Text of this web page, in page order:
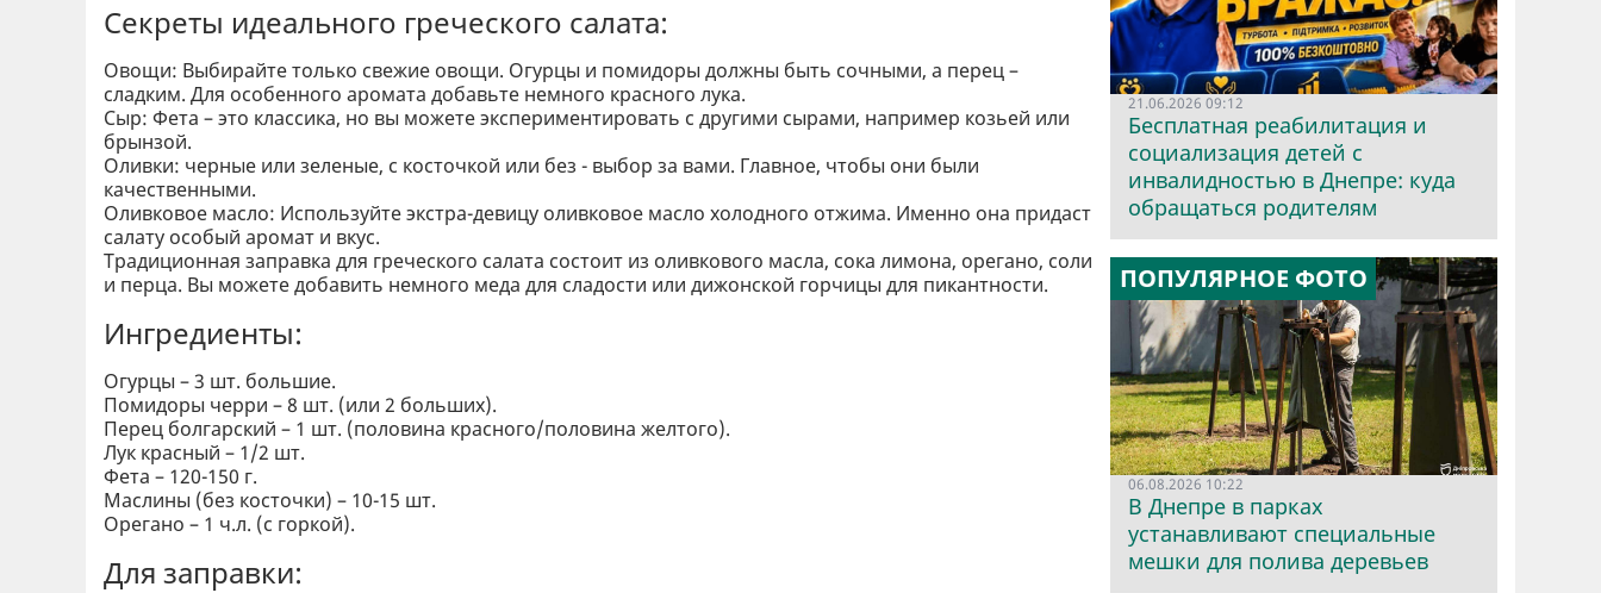
Секреты идеального греческого салата:
Овощи: Выбирайте только свежие овощи. Огурцы и помидоры должны быть сочными, а перец –
сладким. Для особенного аромата добавьте немного красного лука.
Сыр: Фета – это классика, но вы можете экспериментировать с другими сырами, например козьей или
брынзой.
Оливки: черные или зеленые, с косточкой или без - выбор за вами. Главное, чтобы они были
качественными.
Оливковое масло: Используйте экстра-девицу оливковое масло холодного отжима. Именно она придаст
салату особый аромат и вкус.
Традиционная заправка для греческого салата состоит из оливкового масла, сока лимона, орегано, соли
и перца. Вы можете добавить немного меда для сладости или дижонской горчицы для пикантности.
Ингредиенты:
Огурцы – 3 шт. большие.
Помидоры черри – 8 шт. (или 2 больших).
Перец болгарский – 1 шт. (половина красного/половина желтого).
Лук красный – 1/2 шт.
Фета – 120-150 г.
Маслины (без косточки) – 10-15 шт.
Орегано – 1 ч.л. (с горкой).
Для заправки:
21.06.2026 09:12
Бесплатная реабилитация и
социализация детей с
инвалидностью в Днепре: куда
обращаться родителям
ПОПУЛЯРНОЕ ФОТО
06.08.2026 10:22
В Днепре в парках
устанавливают специальные
мешки для полива деревьев